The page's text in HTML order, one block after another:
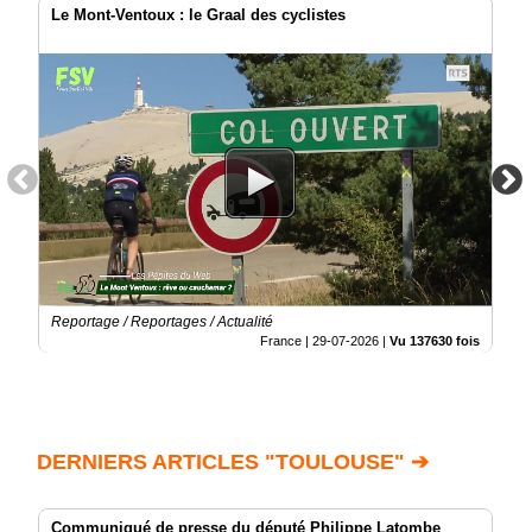
Le Mont-Ventoux : le Graal des cyclistes
Reportage / Reportages / Actualité
France | 29-07-2026 | Vu 137630 fois
DERNIERS ARTICLES "TOULOUSE" ➔
Communiqué de presse du député Philippe Latombe